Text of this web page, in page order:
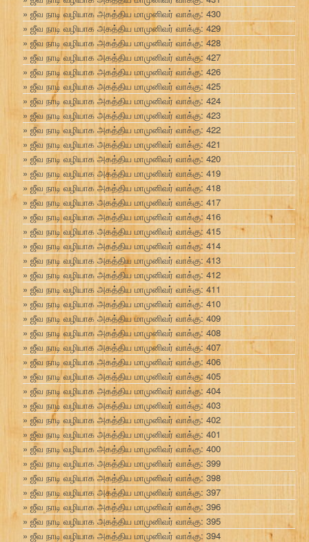
ஜீவ நாடி வழியாக அகத்திய மாமுனிவர் வாக்கு: 430
ஜீவ நாடி வழியாக அகத்திய மாமுனிவர் வாக்கு: 429
ஜீவ நாடி வழியாக அகத்திய மாமுனிவர் வாக்கு: 428
ஜீவ நாடி வழியாக அகத்திய மாமுனிவர் வாக்கு: 427
ஜீவ நாடி வழியாக அகத்திய மாமுனிவர் வாக்கு: 426
ஜீவ நாடி வழியாக அகத்திய மாமுனிவர் வாக்கு: 425
ஜீவ நாடி வழியாக அகத்திய மாமுனிவர் வாக்கு: 424
ஜீவ நாடி வழியாக அகத்திய மாமுனிவர் வாக்கு: 423
ஜீவ நாடி வழியாக அகத்திய மாமுனிவர் வாக்கு: 422
ஜீவ நாடி வழியாக அகத்திய மாமுனிவர் வாக்கு: 421
ஜீவ நாடி வழியாக அகத்திய மாமுனிவர் வாக்கு: 420
ஜீவ நாடி வழியாக அகத்திய மாமுனிவர் வாக்கு: 419
ஜீவ நாடி வழியாக அகத்திய மாமுனிவர் வாக்கு: 418
ஜீவ நாடி வழியாக அகத்திய மாமுனிவர் வாக்கு: 417
ஜீவ நாடி வழியாக அகத்திய மாமுனிவர் வாக்கு: 416
ஜீவ நாடி வழியாக அகத்திய மாமுனிவர் வாக்கு: 415
ஜீவ நாடி வழியாக அகத்திய மாமுனிவர் வாக்கு: 414
ஜீவ நாடி வழியாக அகத்திய மாமுனிவர் வாக்கு: 413
ஜீவ நாடி வழியாக அகத்திய மாமுனிவர் வாக்கு: 412
ஜீவ நாடி வழியாக அகத்திய மாமுனிவர் வாக்கு: 411
ஜீவ நாடி வழியாக அகத்திய மாமுனிவர் வாக்கு: 410
ஜீவ நாடி வழியாக அகத்திய மாமுனிவர் வாக்கு: 409
ஜீவ நாடி வழியாக அகத்திய மாமுனிவர் வாக்கு: 408
ஜீவ நாடி வழியாக அகத்திய மாமுனிவர் வாக்கு: 407
ஜீவ நாடி வழியாக அகத்திய மாமுனிவர் வாக்கு: 406
ஜீவ நாடி வழியாக அகத்திய மாமுனிவர் வாக்கு: 405
ஜீவ நாடி வழியாக அகத்திய மாமுனிவர் வாக்கு: 404
ஜீவ நாடி வழியாக அகத்திய மாமுனிவர் வாக்கு: 403
ஜீவ நாடி வழியாக அகத்திய மாமுனிவர் வாக்கு: 402
ஜீவ நாடி வழியாக அகத்திய மாமுனிவர் வாக்கு: 401
ஜீவ நாடி வழியாக அகத்திய மாமுனிவர் வாக்கு: 400
ஜீவ நாடி வழியாக அகத்திய மாமுனிவர் வாக்கு: 399
ஜீவ நாடி வழியாக அகத்திய மாமுனிவர் வாக்கு: 398
ஜீவ நாடி வழியாக அகத்திய மாமுனிவர் வாக்கு: 397
ஜீவ நாடி வழியாக அகத்திய மாமுனிவர் வாக்கு: 396
ஜீவ நாடி வழியாக அகத்திய மாமுனிவர் வாக்கு: 395
ஜீவ நாடி வழியாக அகத்திய மாமுனிவர் வாக்கு: 394